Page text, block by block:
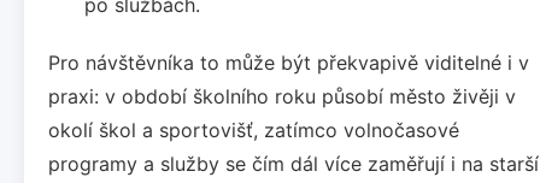
Pro návštěvníka to může být překvapivě viditelné i v
praxi: v období školního roku působí město živěji v
okolí škol a sportovišť, zatímco volnočasové
programy a služby se čím dál více zaměřují i na starší